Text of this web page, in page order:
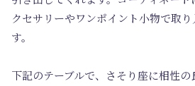
クセサリーやワンポイント小物で取
す。
下記のテーブルで、さそり座に相性